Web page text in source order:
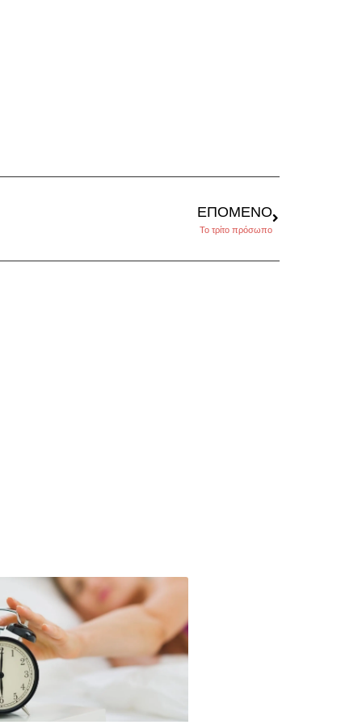
ΕΠΌΜΕΝΟ
Το τρίτο πρόσωπο